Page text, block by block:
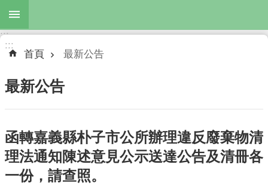
跳到主要內容區塊
階
尋
最
新
公
告
:::
:::
首頁 最新公告
最新公告
函轉嘉義縣朴子市公所辦理違反廢棄物清
理法通知陳述意見公示送達公告及清冊各
一份，請查照。